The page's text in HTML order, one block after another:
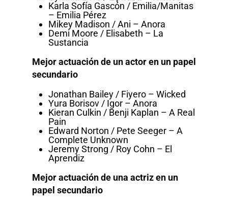
Karla Sofía Gascón / Emilia/Manitas
– Emilia Pérez
Mikey Madison / Ani – Anora
Demi Moore / Elisabeth – La
Sustancia
Mejor actuación de un actor en un papel
secundario
Jonathan Bailey / Fiyero – Wicked
Yura Borisov / Igor – Anora
Kieran Culkin / Benji Kaplan – A Real
Pain
Edward Norton / Pete Seeger – A
Complete Unknown
Jeremy Strong / Roy Cohn – El
Aprendiz
Mejor actuación de una actriz en un
papel secundario